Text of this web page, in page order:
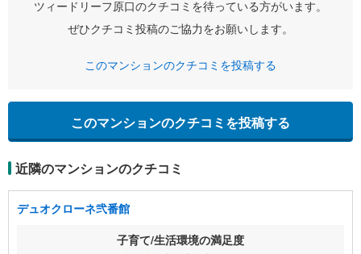
ツィードリーフ原口のクチコミを待っている方がいます。
ぜひクチコミ投稿のご協力をお願いします。
このマンションのクチコミを投稿する
このマンションのクチコミを投稿する
近隣のマンションのクチコミ
デュオクローネ弐番館
子育て/生活環境の満足度